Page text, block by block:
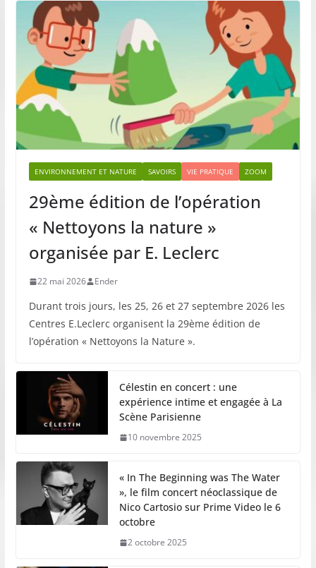
ENVIRONNEMENT ET NATURE SAVOIRS VIE PRATIQUE ZOOM
29ème édition de l’opération
« Nettoyons la nature »
organisée par E. Leclerc
22 mai 2026 Ender
Durant trois jours, les 25, 26 et 27 septembre 2026 les
Centres E.Leclerc organisent la 29ème édition de
l’opération « Nettoyons la Nature ».
Célestin en concert : une
expérience intime et engagée à La
Scène Parisienne
10 novembre 2025
« In The Beginning was The Water
», le film concert néoclassique de
Nico Cartosio sur Prime Video le 6
octobre
2 octobre 2025